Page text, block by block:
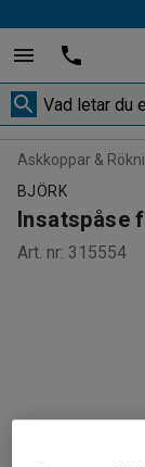
Askkoppar &
BJÖRK
Insatspåse
Art. nr: 315554